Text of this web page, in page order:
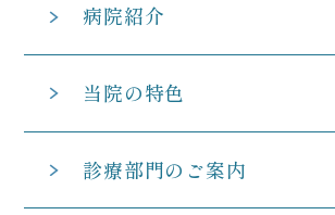
病院紹介
当院の特色
診療部門のご案内